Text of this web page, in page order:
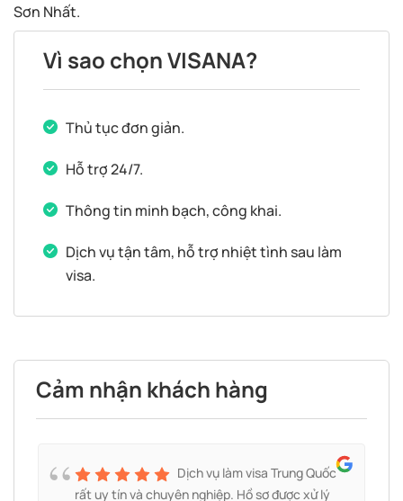
Sơn Nhất.
Vì sao chọn VISANA?
Thủ tục đơn giản.
Hỗ trợ 24/7.
Thông tin minh bạch, công khai.
Dịch vụ tận tâm, hỗ trợ nhiệt tình sau làm
visa.
Cảm nhận khách hàng
Dịch vụ làm visa Trung Quốc
rất uy tín và chuyên nghiệp. Hồ sơ được xử lý